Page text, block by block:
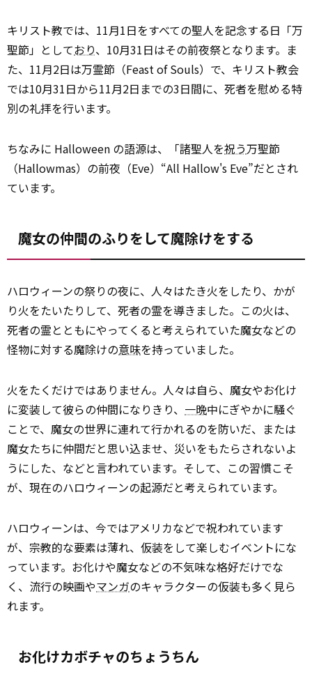
キリスト教では、11月1日をすべての聖人を記念する日「万
聖節」としており、10月31日はその前夜祭となります。ま
た、11月2日は万霊節（Feast of Souls）で、キリスト教会
では10月31日から11月2日までの3日間に、死者を慰める特
別の礼拝を行います。
ちなみに Halloween の語源は、「諸聖人を祝う万聖節
（Hallowmas）の前夜（Eve）“All Hallow's Eve”だとされ
ています。
魔女の仲間のふりをして魔除けをする
ハロウィーンの祭りの夜に、人々はたき火をしたり、かが
り火をたいたりして、死者の霊を導きました。この火は、
死者の霊とともにやってくると考えられていた魔女などの
怪物に対する魔除けの意味を持っていました。
火をたくだけではありません。人々は自ら、魔女やお化け
に変装して彼らの仲間になりきり、 一晩中にぎやかに騒ぐ
ことで、魔女の世界に連れて行かれるのを防いだ、または
魔女たちに仲間だと思い込ませ、災いをもたらされないよ
うにした、などと言われています。そして、この習慣こそ
が、現在のハロウィーンの起源だと考えられています。
ハロウィーンは、今ではアメリカなどで祝われています
が、宗教的な要素は薄れ、仮装をして楽しむイベントにな
っています。お化けや魔女などの不気味な格好だけでな
く、流行の映画やマンガのキャラクターの仮装も多く見ら
れます。
お化けカボチャのちょうちん